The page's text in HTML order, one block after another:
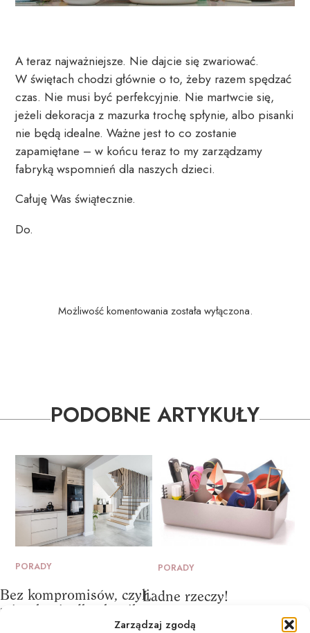
Zarządzaj zgodą
A teraz najważniejsze. Nie dajcie się zwariować.
W świętach chodzi głównie o to, żeby razem spędzać
czas. Nie musi być perfekcyjnie. Nie martwcie się,
jeżeli dekoracja z mazurka trochę spłynie, albo pisanki
nie będą idealne. Ważne jest to co zostanie
zapamiętane – w końcu teraz to my zarządzamy
fabryką wspomnień dla naszych dzieci.
Całuję Was świątecznie.
Do.
Możliwość komentowania została wyłączona.
PODOBNE ARTYKUŁY
PORADY
Bez kompromisów, czyli
mieszkanie dla alergika
PORADY
Ładne rzeczy!